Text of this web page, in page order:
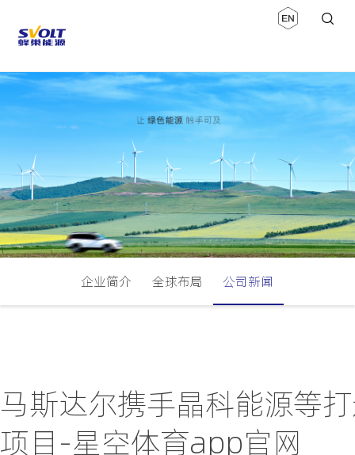
企业简介 全球布局 公司新闻
马斯达尔携手晶科能源等
项目-星空体育app官网